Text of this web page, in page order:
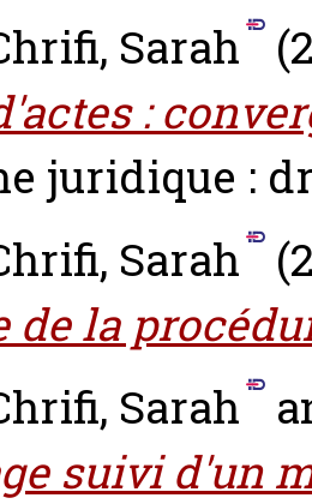
Sarah
:
juridique :
Sarah
la
Sarah
suivi d'un